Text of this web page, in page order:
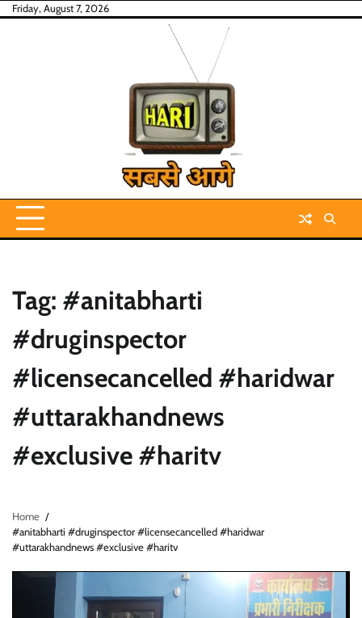
SkipFriday, August 7, 2026
Tag: #anitabharti
#druginspector
#licensecancelled #haridwar
#uttarakhandnews
#exclusive #haritv
Home
#anitabharti #druginspector #licensecancelled #haridwar
#uttarakhandnews #exclusive #haritv